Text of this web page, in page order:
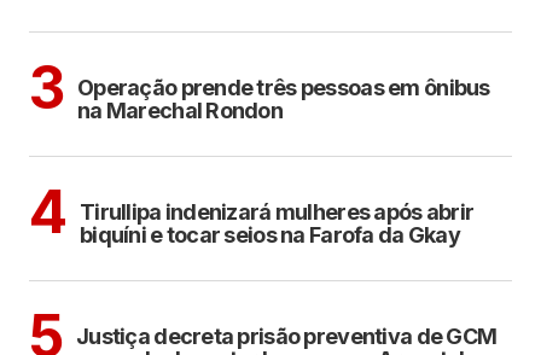
3 Operação prende três pessoas em ônibus
na Marechal Rondon
4
Tirullipa indenizará mulheres após abrir
biquíni e tocar seios na Farofa da Gkay
5 Justiça decreta prisão preventiva de GCM